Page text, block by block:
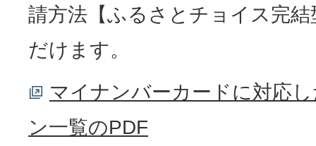
請方法【ふるさとチョイス完
だけます。
マイナンバーカードに対応
ン一覧のPDF